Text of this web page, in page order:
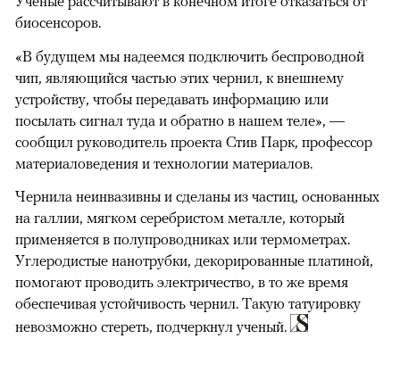
биосенсоров.
«В будущем мы надеемся подключить беспроводной
чип, являющийся частью этих чернил, к внешнему
устройству, чтобы передавать информацию или
посылать сигнал туда и обратно в нашем теле», —
сообщил руководитель проекта Стив Парк, профессор
материаловедения и технологии материалов.
Чернила неинвазивны и сделаны из частиц, основанных
на галлии, мягком серебристом металле, который
применяется в полупроводниках или термометрах.
Углеродистые нанотрубки, декорированные платиной,
помогают проводить электричество, в то же время
обеспечивая устойчивость чернил. Такую татуировку
невозможно стереть, подчеркнул ученый.